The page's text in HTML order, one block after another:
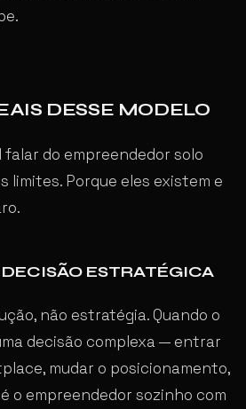
DESSE MODELO
do empreendedor solo
limites. Porque eles existem e
ESTRATÉGICA
não estratégia. Quando o
decisão complexa — entrar
mudar o posicionamento,
o empreendedor sozinho com